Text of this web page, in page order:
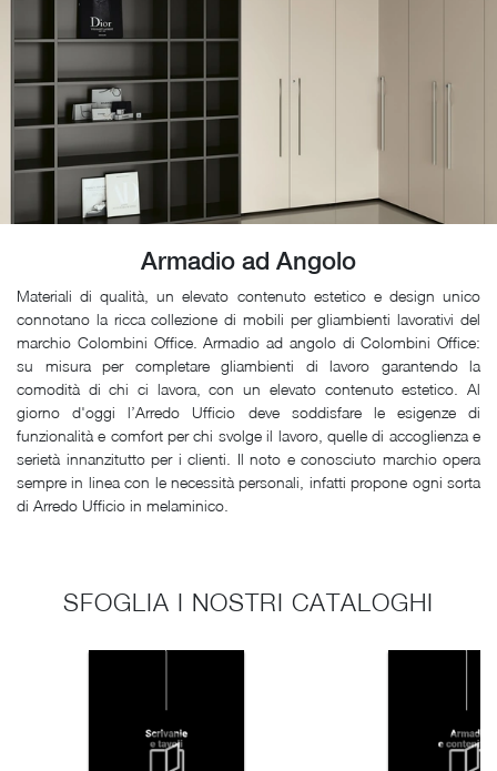
Armadio ad Angolo
Materiali di qualità, un elevato contenuto estetico e design unico
connotano la ricca collezione di mobili per gliambienti lavorativi del
marchio Colombini Office. Armadio ad angolo di Colombini Office:
su misura per completare gliambienti di lavoro garantendo la
comodità di chi ci lavora, con un elevato contenuto estetico. Al
giorno d'oggi l’Arredo Ufficio deve soddisfare le esigenze di
funzionalità e comfort per chi svolge il lavoro, quelle di accoglienza e
serietà innanzitutto per i clienti. Il noto e conosciuto marchio opera
sempre in linea con le necessità personali, infatti propone ogni sorta
di Arredo Ufficio in melaminico.
SFOGLIA I NOSTRI CATALOGHI